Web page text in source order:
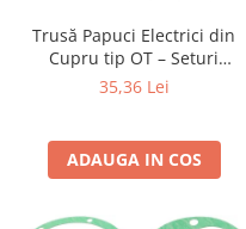
Trusă Papuci Electrici din
Cupru tip OT – Seturi
Profesionale pentru Conexiuni
35,36 Lei
ADAUGA IN COS